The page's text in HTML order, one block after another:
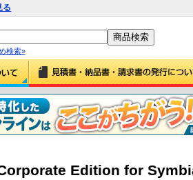
る
検索»
Edition for